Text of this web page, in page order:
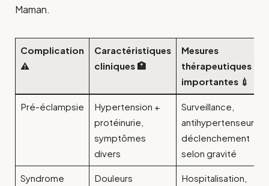
Maman.
Complication
⚠️
Caractéristiques
cliniques 🏥
Mesures
thérapeutiques
importantes 💉
Pré-éclampsie
Hypertension +
protéinurie,
symptômes
divers
Surveillance,
antihypertenseurs,
déclenchement
selon gravité
Syndrome
Douleurs
Hospitalisation,